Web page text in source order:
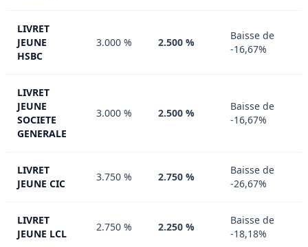
LIVRET
JEUNE
HSBC
3.000 % 2.500 %
Baisse de
-16,67%
LIVRET
JEUNE
SOCIETE
GENERALE
3.000 % 2.500 %
Baisse de
-16,67%
LIVRET
JEUNE CIC
3.750 % 2.750 %
Baisse de
-26,67%
LIVRET
JEUNE LCL
2.750 % 2.250 %
Baisse de
-18,18%